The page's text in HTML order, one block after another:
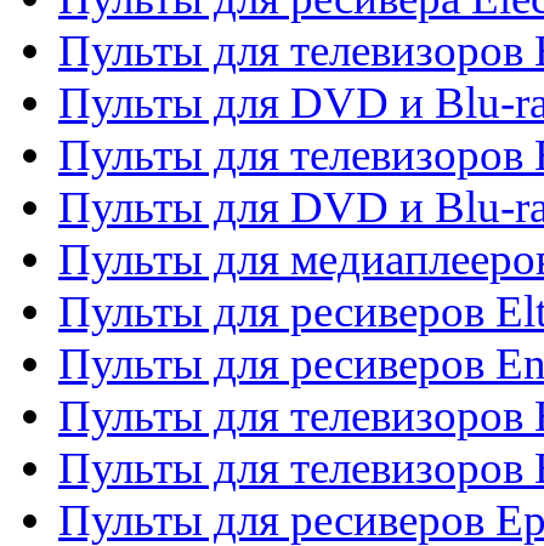
Пульты для телевизоров
Пульты для DVD и Blu-
Пульты для телевизоров
Пульты для DVD и Blu-
Пульты для
Пульты для ресиверов
Пульты для ресиверов
Пульты для телевизоров
Пульты для телевизоров
Пульты для ресиверов